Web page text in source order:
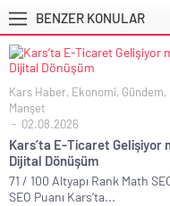
BENZER KONULAR
Kars Haber, Ekonomi, Gündem,
Manşet
02.08.2026
Kars’ta E-Ticaret Gelişiyor
Dijital Dönüşüm
71 / 100 Altyapı Rank Math
SEO Puanı Kars’ta...